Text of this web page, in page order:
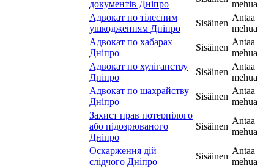
документів Дніпро
mehua
Адвокат по тілесним
ушкодженням Дніпро
Sisäinen
Antaa
mehua
Адвокат по хабарах
Дніпро
Sisäinen
Antaa
mehua
Адвокат по хуліганству
Дніпро
Sisäinen
Antaa
mehua
Адвокат по шахрайству
Дніпро
Sisäinen
Antaa
mehua
Захист прав потерпілого
або підозрюваного
Дніпро
Sisäinen
Antaa
mehua
Оскарження дій
слідчого Дніпро
Sisäinen
Antaa
mehua